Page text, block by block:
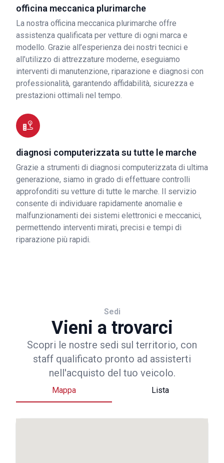
officina meccanica plurimarche
La nostra officina meccanica plurimarche offre
assistenza qualificata per vetture di ogni marca e
modello. Grazie all’esperienza dei nostri tecnici e
all’utilizzo di attrezzature moderne, eseguiamo
interventi di manutenzione, riparazione e diagnosi con
professionalità, garantendo affidabilità, sicurezza e
prestazioni ottimali nel tempo.
diagnosi computerizzata su tutte le marche
Grazie a strumenti di diagnosi computerizzata di ultima
generazione, siamo in grado di effettuare controlli
approfonditi su vetture di tutte le marche. Il servizio
consente di individuare rapidamente anomalie e
malfunzionamenti dei sistemi elettronici e meccanici,
permettendo interventi mirati, precisi e tempi di
riparazione più rapidi.
Sedi
Vieni a trovarci
Scopri le nostre sedi sul territorio, con
staff qualificato pronto ad assisterti
nell'acquisto del tuo veicolo.
Mappa Lista